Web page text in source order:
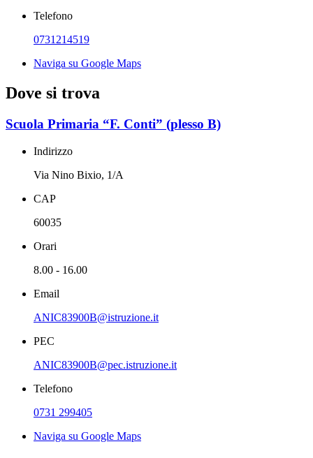
Telefono
0731214519
Naviga su Google Maps
Dove si trova
Scuola Primaria “F. Conti” (plesso B)
Indirizzo
Via Nino Bixio, 1/A
CAP
60035
Orari
8.00 - 16.00
Email
ANIC83900B@istruzione.it
PEC
ANIC83900B@pec.istruzione.it
Telefono
0731 299405
Naviga su Google Maps